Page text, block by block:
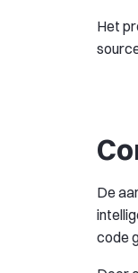
Het
De
code